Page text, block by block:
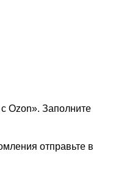
Ozon». Заполните
отправьте в